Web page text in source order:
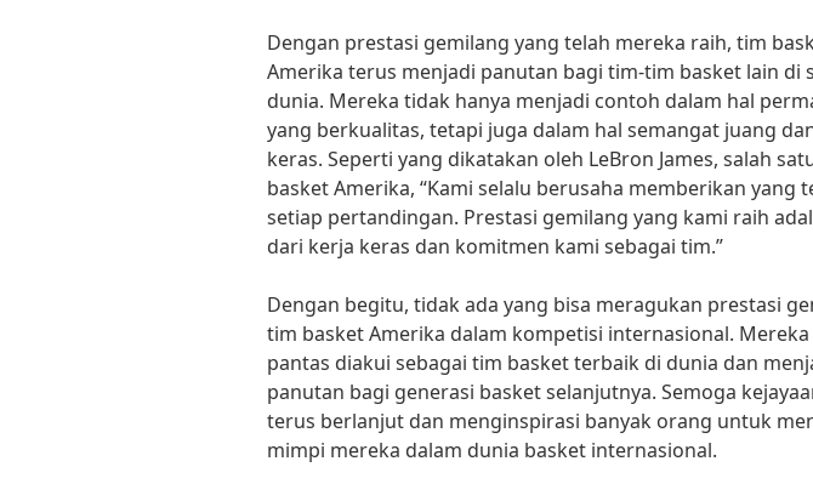
Dengan prestasi gemilang yang telah mereka raih, tim
Amerika terus menjadi panutan bagi tim-tim basket lain di
dunia. Mereka tidak hanya menjadi contoh dalam hal
yang berkualitas, tetapi juga dalam hal semangat juang
keras. Seperti yang dikatakan oleh LeBron James, salah
basket Amerika, “Kami selalu berusaha memberikan yang
setiap pertandingan. Prestasi gemilang yang kami raih
dari kerja keras dan komitmen kami sebagai tim.”
Dengan begitu, tidak ada yang bisa meragukan prestasi
tim basket Amerika dalam kompetisi internasional.
pantas diakui sebagai tim basket terbaik di dunia dan
panutan bagi generasi basket selanjutnya. Semoga
terus berlanjut dan menginspirasi banyak orang untuk
mimpi mereka dalam dunia basket internasional.